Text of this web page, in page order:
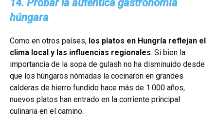
14. Probar la auténtica gastronomía
húngara
Como en otros países, los platos en Hungría reflejan el
clima local y las influencias regionales. Si bien la
importancia de la sopa de gulash no ha disminuido desde
que los húngaros nómadas la cocinaron en grandes
calderas de hierro fundido hace más de 1.000 años,
nuevos platos han entrado en la corriente principal
culinaria en el camino.